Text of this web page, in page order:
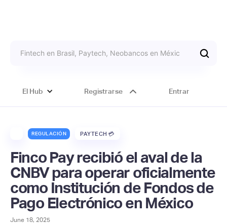
El Hub Registrarse Entrar
REGULACIÓN PAYTECH 💳
Finco Pay recibió el aval de la
CNBV para operar oficialmente
como Institución de Fondos de
Pago Electrónico en México
June 18, 2025